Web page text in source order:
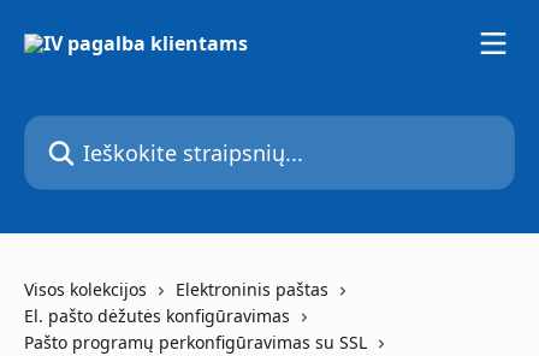
Ieškokite straipsnių...
Visos kolekcijos
Elektroninis paštas
El. pašto dėžutės konfigūravimas
Pašto programų perkonfigūravimas su SSL